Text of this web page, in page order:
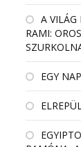
A VILÁG
RAMI:
EGY